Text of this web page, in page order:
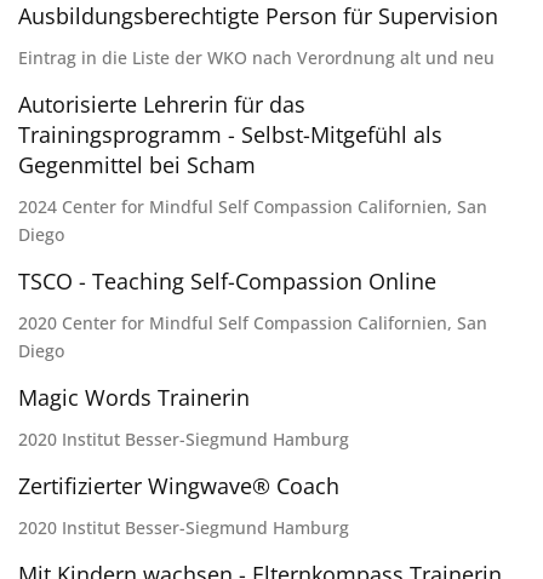
Ausbildungsberechtigte Person für Supervision
Eintrag in die Liste der WKO nach Verordnung alt und neu
Autorisierte Lehrerin für das
Trainingsprogramm - Selbst-Mitgefühl als
Gegenmittel bei Scham
2024 Center for Mindful Self Compassion Californien, San
Diego
TSCO - Teaching Self-Compassion Online
2020 Center for Mindful Self Compassion Californien, San
Diego
Magic Words Trainerin
2020 Institut Besser-Siegmund Hamburg
Zertifizierter Wingwave® Coach
2020 Institut Besser-Siegmund Hamburg